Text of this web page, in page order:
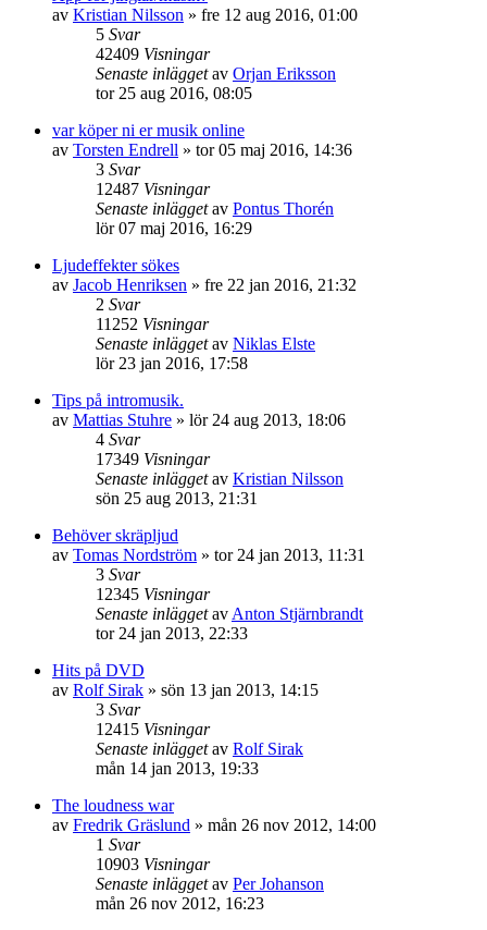
av Kristian Nilsson » fre 12 aug 2016, 01:00
5 Svar
42409 Visningar
Senaste inläggetav Orjan Eriksson
tor 25 aug 2016, 08:05
var köper ni er musik online
av Torsten Endrell » tor 05 maj 2016, 14:36
3 Svar
12487 Visningar
Senaste inläggetav Pontus Thorén
lör 07 maj 2016, 16:29
Ljudeffekter sökes
av Jacob Henriksen » fre 22 jan 2016, 21:32
2 Svar
11252 Visningar
Senaste inläggetav Niklas Elste
lör 23 jan 2016, 17:58
Tips på intromusik.
av Mattias Stuhre » lör 24 aug 2013, 18:06
4 Svar
17349 Visningar
Senaste inläggetav Kristian Nilsson
sön 25 aug 2013, 21:31
Behöver skräpljud
av Tomas Nordström » tor 24 jan 2013, 11:31
3 Svar
12345 Visningar
Senaste inläggetav Anton Stjärnbrandt
tor 24 jan 2013, 22:33
Hits på DVD
av Rolf Sirak » sön 13 jan 2013, 14:15
3 Svar
12415 Visningar
Senaste inläggetav Rolf Sirak
mån 14 jan 2013, 19:33
The loudness war
av Fredrik Gräslund » mån 26 nov 2012, 14:00
1 Svar
10903 Visningar
Senaste inläggetav Per Johanson
mån 26 nov 2012, 16:23